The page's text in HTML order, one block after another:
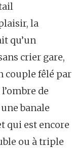
la
qu’un
crier gare,
couple fêlé par
de
banale
qui est encore
ou à triple